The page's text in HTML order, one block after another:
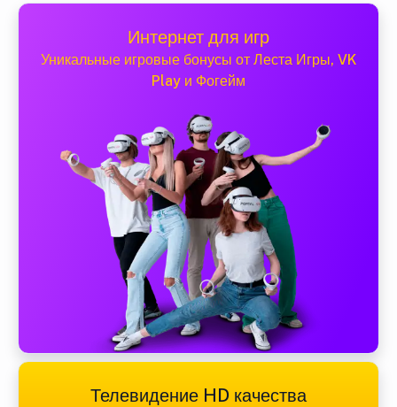
Интернет для игр
Уникальные игровые бонусы от Леста Игры, VK
Play и Фогейм
Телевидение HD качества